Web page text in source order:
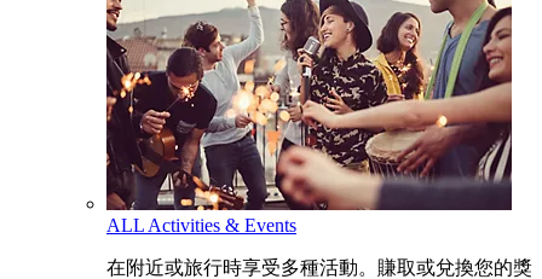
ALL Activities & Events
在附近或旅行時享受多種活動。賺取或兌換您的獎